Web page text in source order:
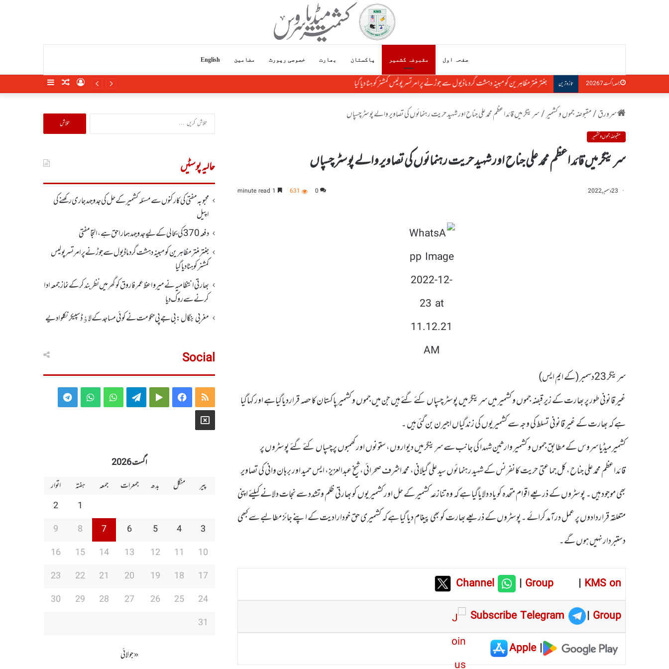
صفحہ اول مقبوضہ کشمیر پاکستان بھارت خصوصی رپورٹ مضامین English
جمعہ, اگست 7 2026 تازہ ترین جنتر منتر مظاہرین کو مبینہ دہشت گرد ماڈیول سے جوڑنے پر امرتسر پولیس کمشنر کو ہٹا دیاگیا SidebarRandomLog
سرورق/مقبوضہ جموں و کشمیر/سرینگر میں قائد اعظم محمد علی جناح اور شہید حریت رہنمائوں کی تصاویر والے پوسٹر چسپاں
مقبوضہ جموں و کشمیر
سرینگر میں قائد اعظم محمد علی جناح اور شہید حریت رہنمائوں کی تصاویر والے پوسٹر چسپاں
23 دسمبر, 2022 0
631
سرینگر 23دسمبر (کے ایم ایس)
غیر قانونی طور پر بھارت کے زیر قبضہ جموں و کشمیر میں سرینگر میں پوسٹر چسپاں کئے گئے ہیں جن میں جموں و کشمیر پاکستان کا حصہ قراردیاگیاہے اور کہاگیا
ہے کہ بھارت کے غیر قانونی تسلط کی وجہ سے کشمیریوں کی زندگیاں اجیرن بن گئی ہیں ۔
کشمیر میڈیا سروس کے مطابق جموں و کشمیر وارثین شہدا کی جانب سے سرینگر میں دیواروں، ستونوں اور کھمبوں پرچسپاں کئے گئے پوسٹروں پر
قائداعظم محمد علی جناح، کل جماعتی حریت کانفرنس کے شہید رہنمائوں سید علی گیلانی، محمد اشرف صحرائی، شیخ عبدالعزیز، ایس حمید اور برہان وانی کی تصاویر
بھی موجود ہیں ۔ پوسٹروں کے ذریعے اقوام متحدہ کو یاد دلایاگیا ہے کہ وہ تنازعہ کشمیر کے حل اور کشمیریوں کو بھارتی ظلم وتشدد سے نجات دلانے کیلئے اپنی
متعلقہ قراردادوں پر عمل درآمد کرائے ۔پوسٹروں کے ذریعے بھارت کو بھی پیغام دیا گیا ہے کہ کشمیری حق خودارادیت کے اپنے جائز مطالبے سے کبھی
دستبردار نہیں ہوں گے۔
Channel |Group | KMS on
Subscribe Telegram
| Group
|
Apple
تلاش
کریں
حالیہ پوسٹیں
محبوبہ مفتی کی کارکنوں سے مسئلہ کشمیر کے حل کی جدوجہد جاری رکھنے کی
اپیل
دفعہ370کی بحالی کے لیے جدوجہد ہمارا حق ہے، التجا مفتی
جنتر منتر مظاہرین کو مبینہ دہشت گرد ماڈیول سے جوڑنے پر امرتسر پولیس
کمشنر کو ہٹا دیاگیا
بھارتی انتظامیہ نے میر واعظ عمر فاروق کو گھر میں نظر بندکر کے نماز جمعہ ادا
کرنے سے روک دیا
مغربی بنگال: بی جے پی حکومت نے کوئی مساجد کے لاﺅڈ سپیکر نکلوا دیے
Social
RSS
Facebook
Google
Telegram
WhatsApp
WhatsApp
Telegram
X
اگست 2026
پیر
منگل بدھ جمعرات جمعہ ہفتہ
اتوار
1
2
3
4
5
6
7
8
9
10
11
12
13
14
15
16
17
18
19
20
21
22
23
24
25
26
27
28
29
30
31
« جولائی